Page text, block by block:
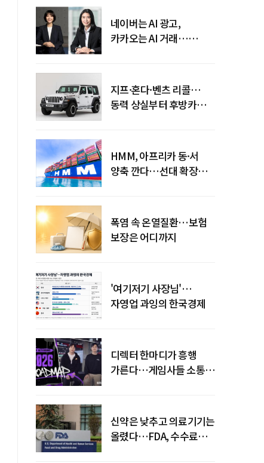
네이버는 AI 광고,
카카오는 AI 거래…
지프·혼다·벤츠 리콜…
동력 상실부터 후방카메라
HMM, 아프리카 동·서
양축 깐다…선대 확장
폭염 속 온열질환…보험
보장은 어디까지
'여기저기 사장님'…
자영업 과잉의 한국경제
디렉터 한마디가 흥행
가른다…게임사들 소통
신약은 낮추고 의료기기는
올렸다…FDA, 수수료